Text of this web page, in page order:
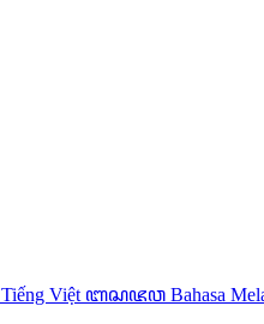
Tiếng Việt ꦧꦱꦗꦮ Bahasa